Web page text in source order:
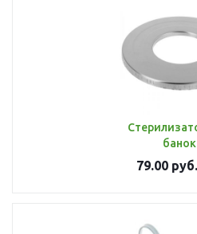
банок
79.00руб.